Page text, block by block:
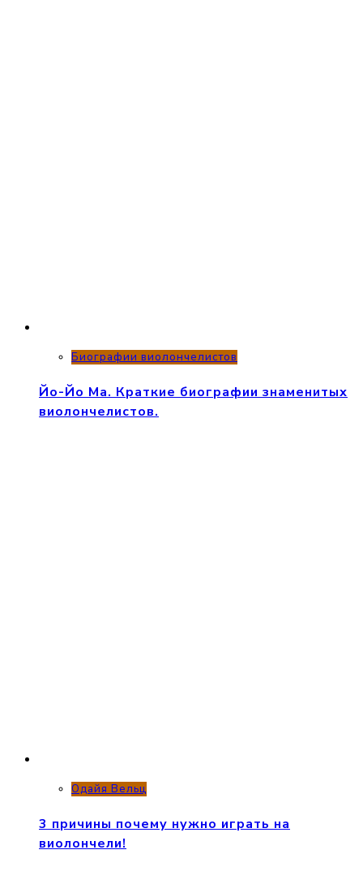
Биографии виолончелистов
Йо-Йо Ма. Краткие биографии знаменитых
виолончелистов.
Одайя Вельц
3 причины почему нужно играть на
виолончели!